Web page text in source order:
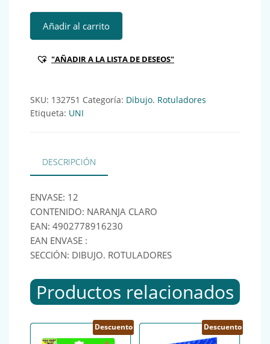
UNI ROTULADOR POSCA PC5M NARANJA CLARO
Añadir al carrito
"AÑADIR A LA LISTA DE DESEOS"
SKU: 132751 Categoría: Dibujo. Rotuladores
Etiqueta: UNI
DESCRIPCIÓN
ENVASE: 12
CONTENIDO: NARANJA CLARO
EAN: 4902778916230
EAN ENVASE :
SECCIÓN: DIBUJO. ROTULADORES
Productos relacionados
Descuento Descuento